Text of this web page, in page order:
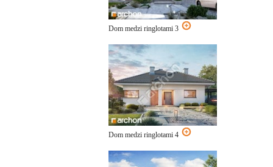
Dom medzi ringlotami 3
Dom medzi ringlotami 4